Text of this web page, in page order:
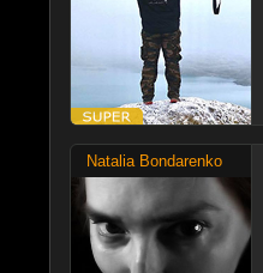
Natalia Bondarenko